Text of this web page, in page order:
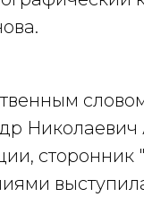
сторонник